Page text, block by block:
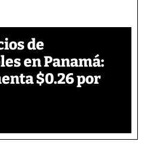
de
en Panamá:
$0.26 por